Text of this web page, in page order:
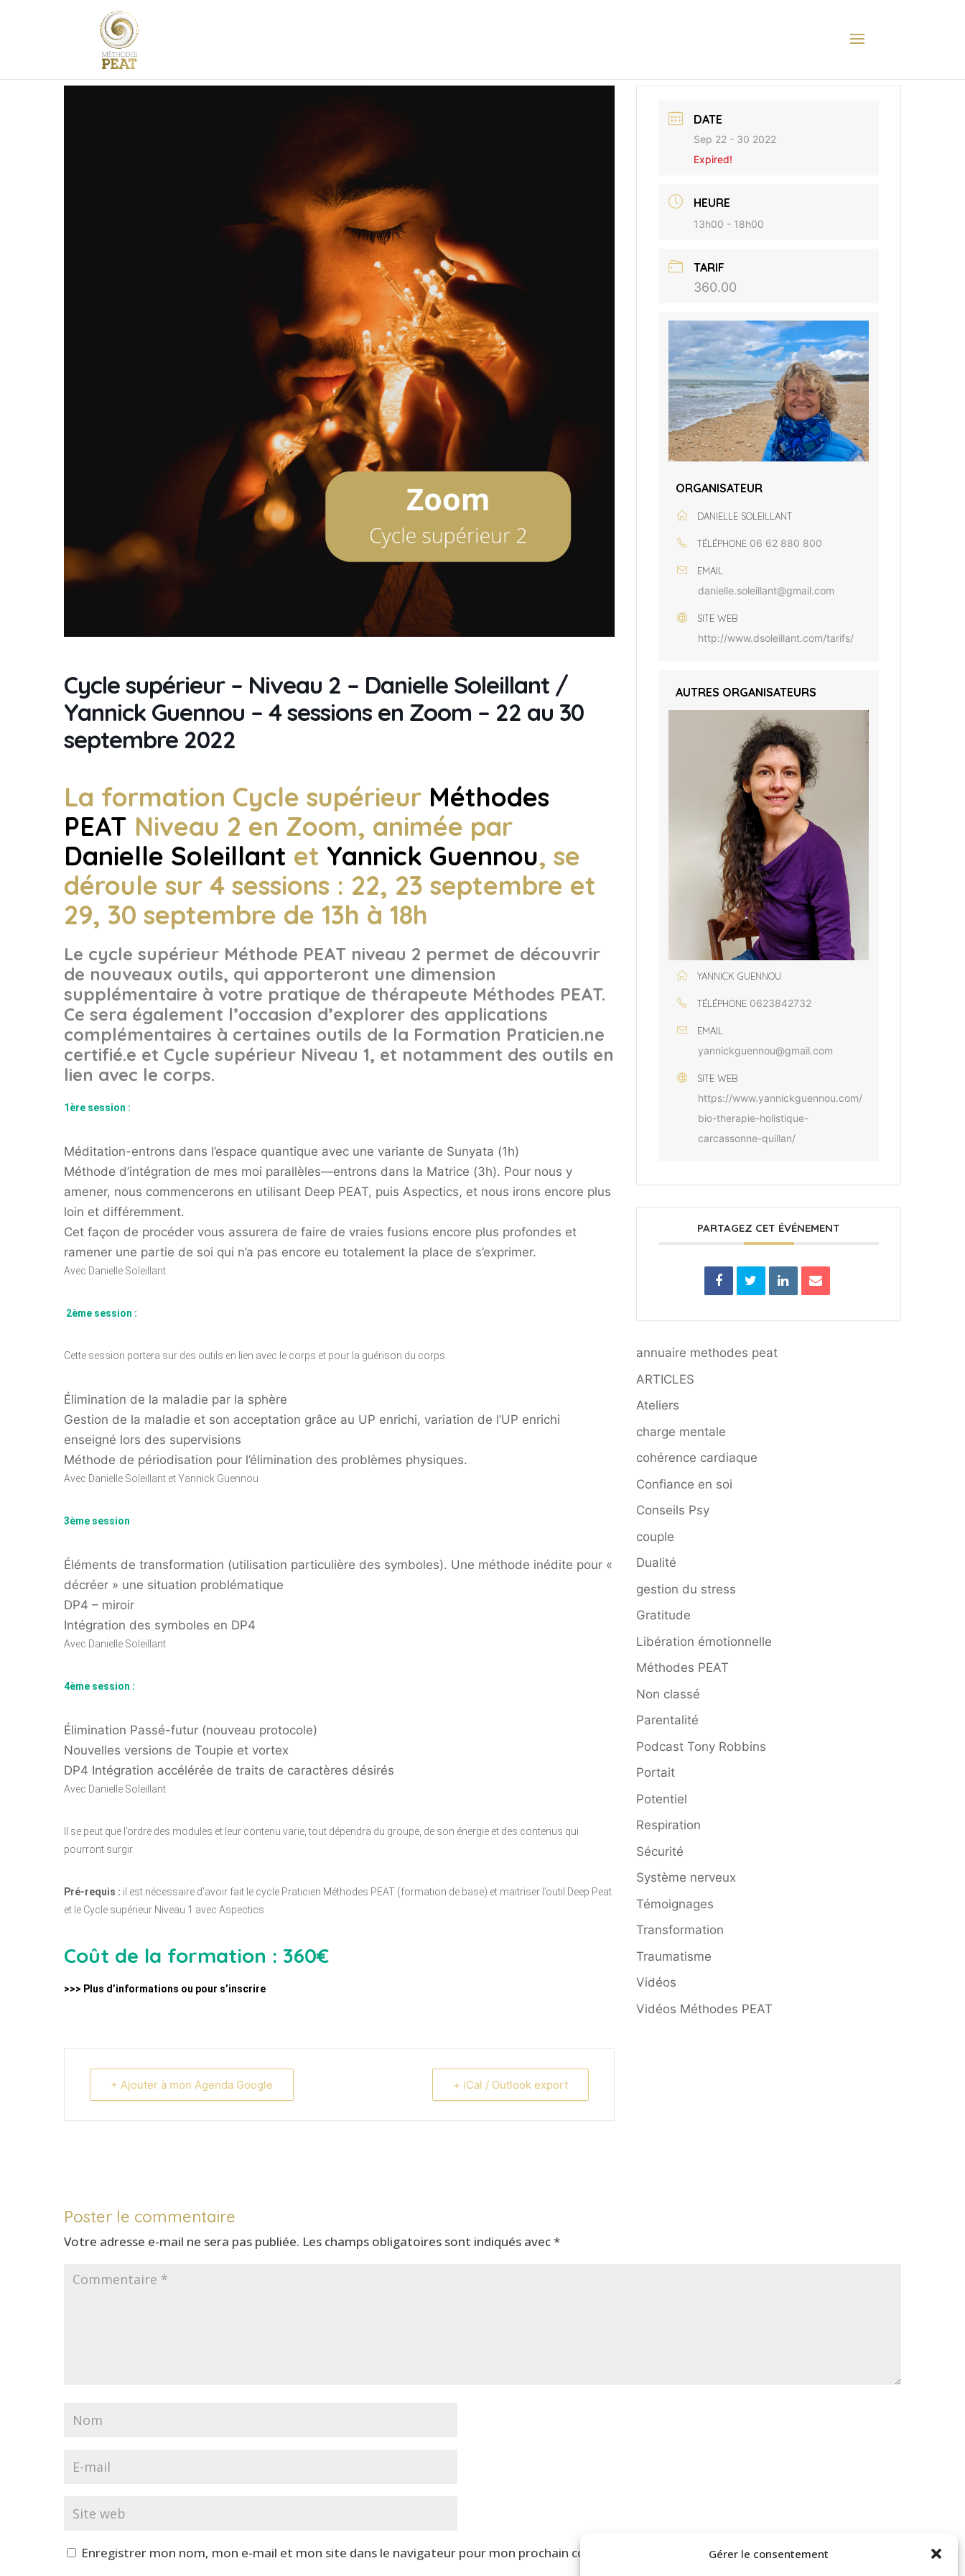
Gérer le consentement
Cycle supérieur – Niveau 2 – Danielle Soleillant /
Yannick Guennou – 4 sessions en Zoom – 22 au 30
septembre 2022
La formation Cycle supérieur Méthodes
PEAT Niveau 2 en Zoom, animée par
Danielle Soleillant et Yannick Guennou, se
déroule sur 4 sessions : 22, 23 septembre et
29, 30 septembre de 13h à 18h
Le cycle supérieur Méthode PEAT niveau 2 permet de découvrir
de nouveaux outils, qui apporteront une dimension
supplémentaire à votre pratique de thérapeute Méthodes PEAT.
Ce sera également l’occasion d’explorer des applications
complémentaires à certaines outils de la Formation Praticien.ne
certifié.e et Cycle supérieur Niveau 1, et notamment des outils en
lien avec le corps.
1ère session :
Méditation-entrons dans l’espace quantique avec une variante de Sunyata (1h)
Méthode d’intégration de mes moi parallèles—entrons dans la Matrice (3h). Pour nous y
amener, nous commencerons en utilisant Deep PEAT, puis Aspectics, et nous irons encore plus
loin et différemment.
Cet façon de procéder vous assurera de faire de vraies fusions encore plus profondes et
ramener une partie de soi qui n’a pas encore eu totalement la place de s’exprimer.
Avec Danielle Soleillant
2ème session :
Cette session portera sur des outils en lien avec le corps et pour la guérison du corps.
Élimination de la maladie par la sphère
Gestion de la maladie et son acceptation grâce au UP enrichi, variation de l’UP enrichi
enseigné lors des supervisions
Méthode de périodisation pour l’élimination des problèmes physiques.
Avec Danielle Soleillant et Yannick Guennou
3ème session :
Éléments de transformation (utilisation particulière des symboles). Une méthode inédite pour «
décréer » une situation problématique
DP4 – miroir
Intégration des symboles en DP4
Avec Danielle Soleillant
4ème session :
Élimination Passé-futur (nouveau protocole)
Nouvelles versions de Toupie et vortex
DP4 Intégration accélérée de traits de caractères désirés
Avec Danielle Soleillant
Il se peut que l’ordre des modules et leur contenu varie, tout dépendra du groupe, de son énergie et des contenus qui
pourront surgir.
Pré-requis : il est nécessaire d’avoir fait le cycle Praticien Méthodes PEAT (formation de base) et maitriser l’outil Deep Peat
et le Cycle supérieur Niveau 1 avec Aspectics
Coût de la formation : 360€
>>> Plus d’informations ou pour s’inscrire
+ Ajouter à mon Agenda Google + iCal / Outlook export
DATE
Sep 22 - 30 2022
Expired!
HEURE
13h00 - 18h00
TARIF
360.00
ORGANISATEUR
DANIELLE SOLEILLANT
TÉLÉPHONE 06 62 880 800
EMAIL
danielle.soleillant@gmail.com
SITE WEB
http://www.dsoleillant.com/tarifs/
AUTRES ORGANISATEURS
YANNICK GUENNOU
TÉLÉPHONE 0623842732
EMAIL
yannickguennou@gmail.com
SITE WEB
https://www.yannickguennou.com/
bio-therapie-holistique-
carcassonne-quillan/
PARTAGEZ CET ÉVÉNEMENT
annuaire methodes peat
ARTICLES
Ateliers
charge mentale
cohérence cardiaque
Confiance en soi
Conseils Psy
couple
Dualité
gestion du stress
Gratitude
Libération émotionnelle
Méthodes PEAT
Non classé
Parentalité
Podcast Tony Robbins
Portait
Potentiel
Respiration
Sécurité
Système nerveux
Témoignages
Transformation
Traumatisme
Vidéos
Vidéos Méthodes PEAT
Poster le commentaire
Votre adresse e-mail ne sera pas publiée. Les champs obligatoires sont indiqués avec*
Enregistrer mon nom, mon e-mail et mon site dans le navigateur pour mon prochain commentaire.